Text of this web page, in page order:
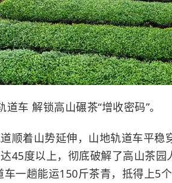
道车 解锁高山碾茶“增收密码”。
顺着山势延伸，山地轨道车平
45度以上，彻底破解了高山茶
车一趟能运150斤茶青，抵得上5